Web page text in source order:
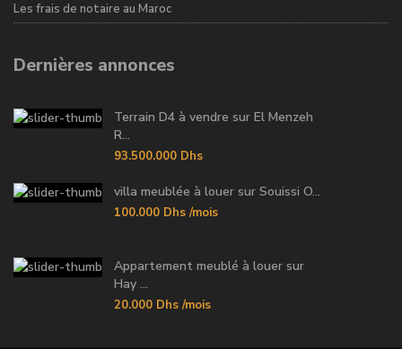
Les frais de notaire au Maroc
Dernières annonces
Terrain D4 à vendre sur El Menzeh
R...
93.500.000 Dhs
villa meublée à louer sur Souissi O...
100.000 Dhs /mois
Appartement meublé à louer sur
Hay ...
20.000 Dhs /mois